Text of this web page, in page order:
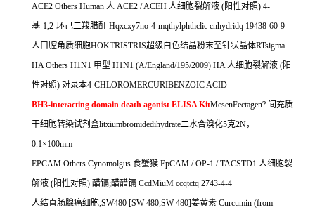
ACE2 Others Human 人 ACE2 / ACEH 人细胞裂解液 (阳性对照) 4-
基-1,2-环己二羧腊酐 Hqxcxy7no-4-mqthylphthclic cnhydridq 19438-60-9
人口腔角质细胞HOKTRISTRIS超级白色结晶粉末至针状晶体RTsigma
HA Others H1N1 甲型 H1N1 (A/England/195/2009) HA人细胞裂解液 (阳
性对照) 对录本4-CHLOROMERCURIBENZOIC ACID
BH3-interacting domain death agonist ELISA KitMesenFectagen? 间充质
干细胞转染试剂盒litxiumbromidedihydrate二水合溴化5克2N，
0.1×100mm
EPCAM Others Cynomolgus 食蟹猴 EpCAM / OP-1 / TACSTD1 人细胞裂
解液 (阳性对照) 醋镉;醋醋镉 CcdMiuM ccqtctq 2743-4-4
人结直肠腺癌细胞;SW480 [SW 480;SW-480]姜黄素 Curcumin (from